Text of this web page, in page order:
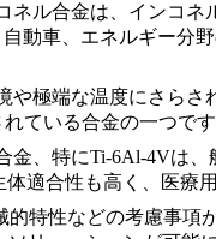
ネル合金は、 インコネ
動車、エネルギー分
極端な温度にさらさ
ている合金の一つで
金、特にTi-6Al-4Vは、
適合性も高く、医療
特性などの考慮事